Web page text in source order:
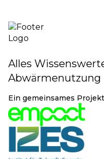
Alles
Abwärmenutzung
Ein gemeinsames